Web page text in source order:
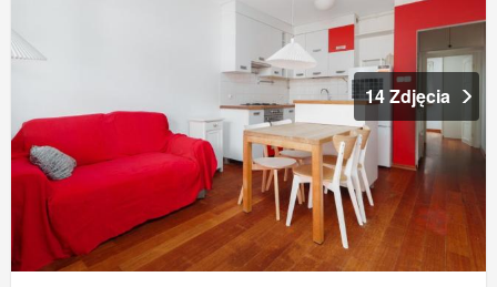
14 Zdjęcia